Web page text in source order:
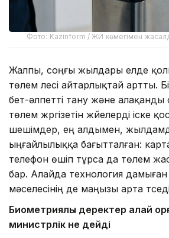
Фото: Kazinform / ЖИ көмегімен
Жалпы, соңғы жылдары елде
төлем үлесі айтарлықтай артты.
бет-әлпетті тану және
төлем жүргізетін жүйелерді іске
шешімдер, ең алдымен,
ыңғайлылыққа бағытталған:
телефон өшіп тұрса да төлем
бар. Алайда технология дамыған
мәселесінің де маңызы арта
Биометриялық деректер қалай
министрлік не дейді